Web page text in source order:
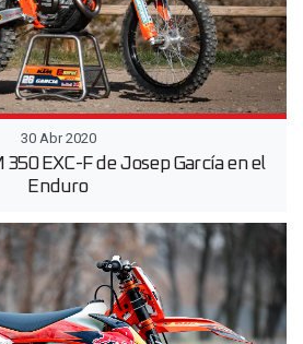
30 Abr 2020
350 EXC-F de Josep García en el
Enduro